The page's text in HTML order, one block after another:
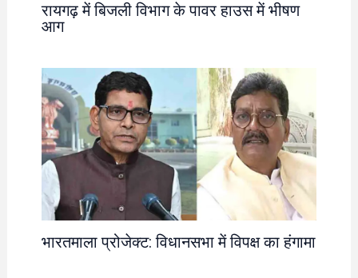
रायगढ़ में बिजली विभाग के पावर हाउस में भीषण
आग
भारतमाला प्रोजेक्ट: विधानसभा में विपक्ष का हंगामा